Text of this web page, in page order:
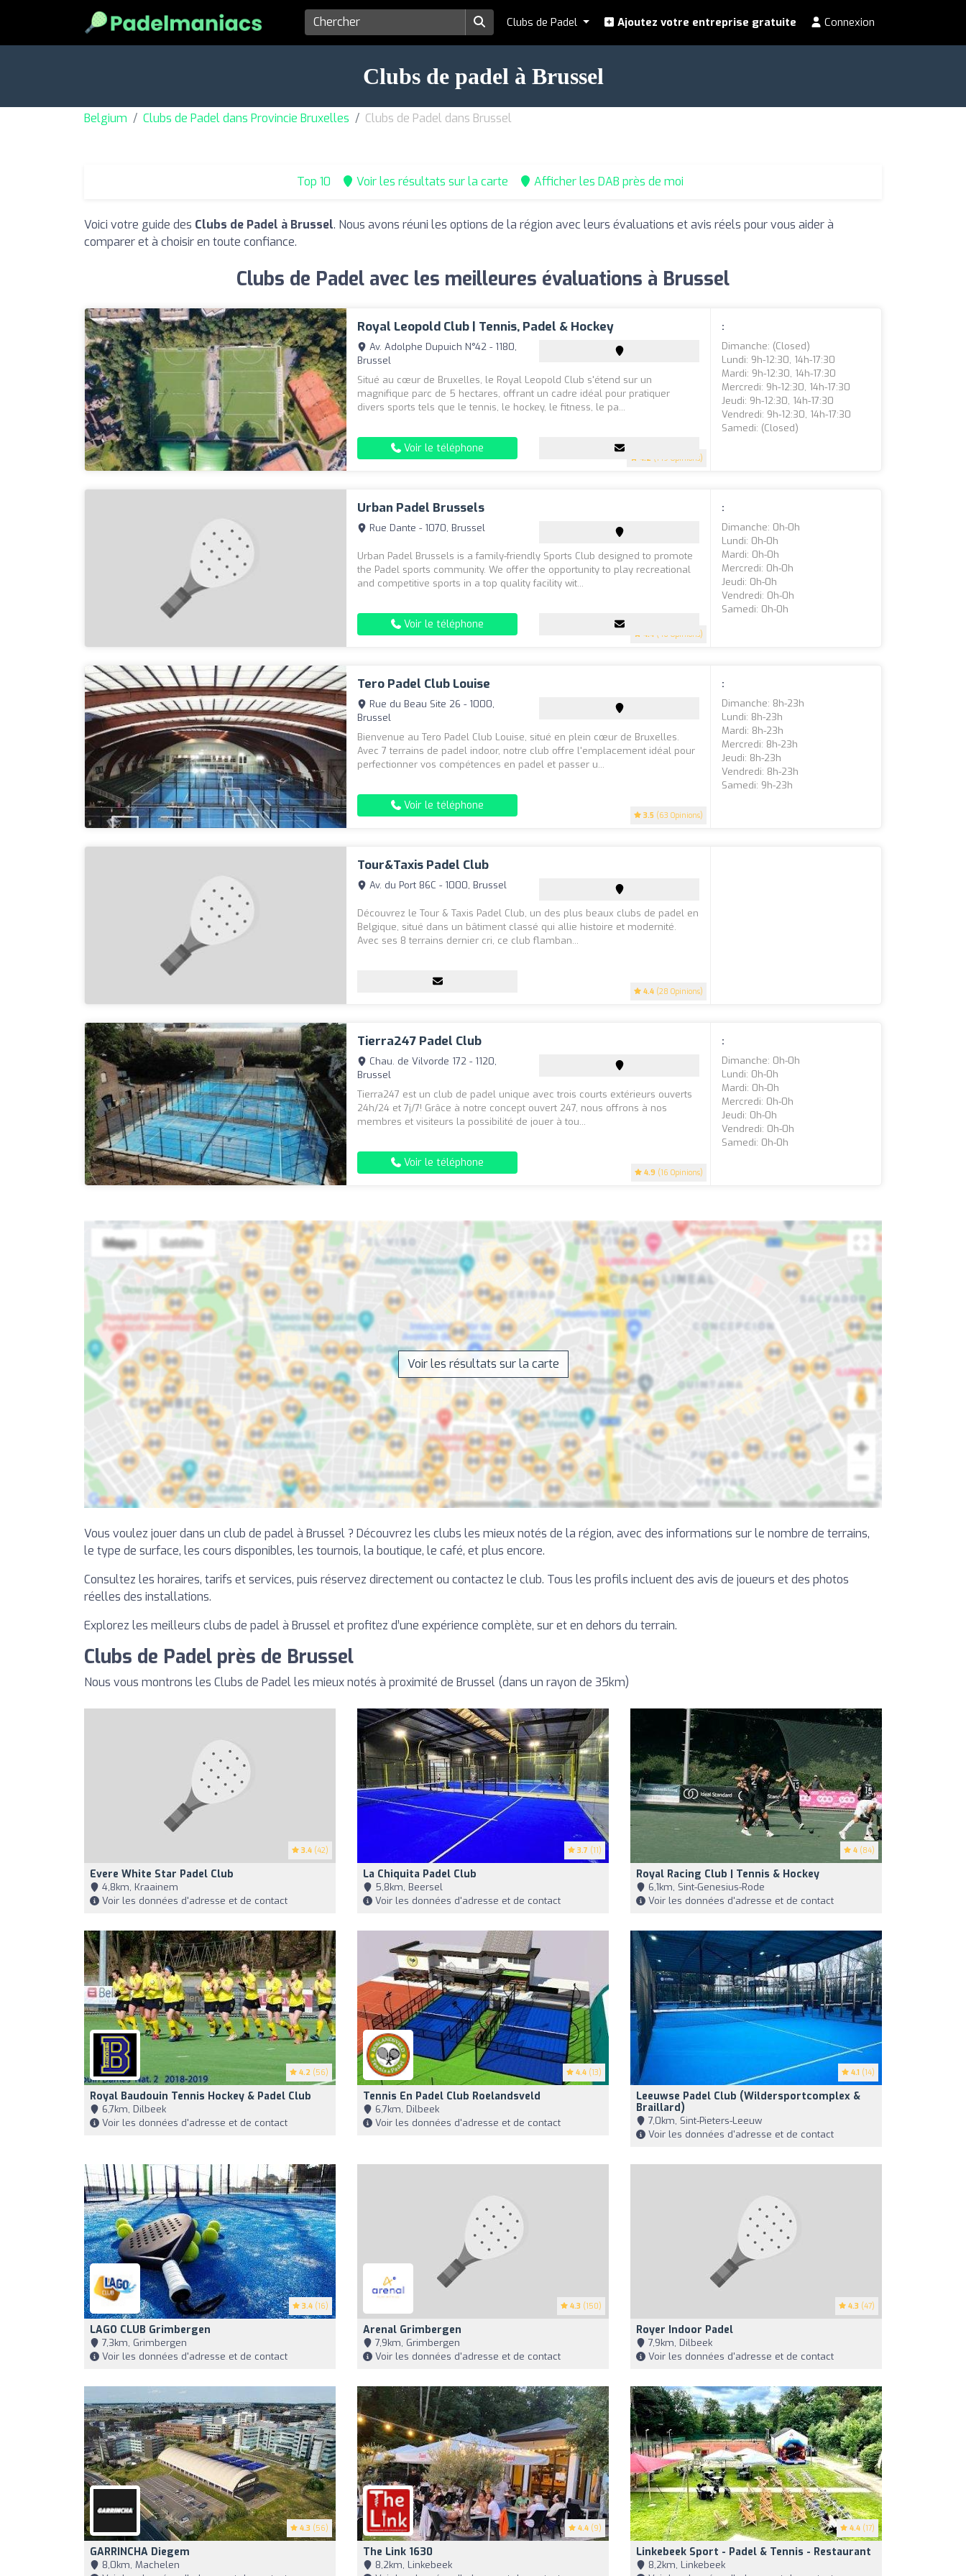
Clubs de Padel Ajoutez votre entreprise gratuite Connexion
Clubs de padel à Brussel
Belgium Clubs de Padel dans Provincie Bruxelles Clubs de Padel dans Brussel
Top 10 Voir les résultats sur la carte Afficher les DAB près de moi
Voici votre guide des Clubs de Padel à Brussel. Nous avons réuni les options de la région avec leurs évaluations et avis réels pour vous aider à
comparer et à choisir en toute confiance.
Clubs de Padel avec les meilleures évaluations à Brussel
Royal Leopold Club | Tennis, Padel & Hockey
4.2 (149 Opinions)
Av. Adolphe Dupuich N°42 - 1180,
Brussel
Situé au cœur de Bruxelles, le Royal Leopold Club s'étend sur un
magnifique parc de 5 hectares, offrant un cadre idéal pour pratiquer
divers sports tels que le tennis, le hockey, le fitness, le pa...
Voir le téléphone
:
Dimanche: (closed)
Lundi: 9h-12:30, 14h-17:30
Mardi: 9h-12:30, 14h-17:30
Mercredi: 9h-12:30, 14h-17:30
Jeudi: 9h-12:30, 14h-17:30
Vendredi: 9h-12:30, 14h-17:30
Samedi: (closed)
Urban Padel Brussels
4.4 (46 Opinions)
Rue Dante - 1070, Brussel
Urban Padel Brussels is a family-friendly Sports Club designed to promote
the Padel sports community. We offer the opportunity to play recreational
and competitive sports in a top quality facility wit...
Voir le téléphone
:
Dimanche: 0h-0h
Lundi: 0h-0h
Mardi: 0h-0h
Mercredi: 0h-0h
Jeudi: 0h-0h
Vendredi: 0h-0h
Samedi: 0h-0h
Tero Padel Club Louise
3.5 (63 Opinions)
Rue du Beau Site 26 - 1000,
Brussel
Bienvenue au Tero Padel Club Louise, situé en plein cœur de Bruxelles.
Avec 7 terrains de padel indoor, notre club offre l'emplacement idéal pour
perfectionner vos compétences en padel et passer u...
Voir le téléphone
:
Dimanche: 8h-23h
Lundi: 8h-23h
Mardi: 8h-23h
Mercredi: 8h-23h
Jeudi: 8h-23h
Vendredi: 8h-23h
Samedi: 9h-23h
Tour&Taxis Padel Club
4.4 (28 Opinions)
Av. du Port 86C - 1000, Brussel
Découvrez le Tour & Taxis Padel Club, un des plus beaux clubs de padel en
Belgique, situé dans un bâtiment classé qui allie histoire et modernité.
Avec ses 8 terrains dernier cri, ce club flamban...
Tierra247 Padel Club
4.9 (16 Opinions)
Chau. de Vilvorde 172 - 1120,
Brussel
Tierra247 est un club de padel unique avec trois courts extérieurs ouverts
24h/24 et 7j/7! Grâce à notre concept ouvert 247, nous offrons à nos
membres et visiteurs la possibilité de jouer à tou...
Voir le téléphone
:
Dimanche: 0h-0h
Lundi: 0h-0h
Mardi: 0h-0h
Mercredi: 0h-0h
Jeudi: 0h-0h
Vendredi: 0h-0h
Samedi: 0h-0h
Voir les résultats sur la carte
Vous voulez jouer dans un club de padel à Brussel ? Découvrez les clubs les mieux notés de la région, avec des informations sur le nombre de terrains,
le type de surface, les cours disponibles, les tournois, la boutique, le café, et plus encore.
Consultez les horaires, tarifs et services, puis réservez directement ou contactez le club. Tous les profils incluent des avis de joueurs et des photos
réelles des installations.
Explorez les meilleurs clubs de padel à Brussel et profitez d’une expérience complète, sur et en dehors du terrain.
Clubs de Padel près de Brussel
Nous vous montrons les Clubs de Padel les mieux notés à proximité de Brussel (dans un rayon de 35km)
3.4 (42)
Evere White Star Padel Club
4,8km, Kraainem
Voir les données d'adresse et de contact
3.7 (11)
La Chiquita Padel Club
5,8km, Beersel
Voir les données d'adresse et de contact
4 (84)
Royal Racing Club | Tennis & Hockey
6,1km, Sint-Genesius-Rode
Voir les données d'adresse et de contact
4.2 (56)
Royal Baudouin Tennis Hockey & Padel Club
6,7km, Dilbeek
Voir les données d'adresse et de contact
4.4 (13)
Tennis En Padel Club Roelandsveld
6,7km, Dilbeek
Voir les données d'adresse et de contact
4.1 (14)
Leeuwse Padel Club (Wildersportcomplex &
Braillard)
7,0km, Sint-Pieters-Leeuw
Voir les données d'adresse et de contact
3.4 (16)
LAGO CLUB Grimbergen
7,3km, Grimbergen
Voir les données d'adresse et de contact
4.3 (150)
Arenal Grimbergen
7,9km, Grimbergen
Voir les données d'adresse et de contact
4.3 (47)
Royer Indoor Padel
7,9km, Dilbeek
Voir les données d'adresse et de contact
4.3 (56)
GARRINCHA Diegem
8,0km, Machelen
4.4 (9)
The Link 1630
8,2km, Linkebeek
4.4 (17)
Linkebeek Sport - Padel & Tennis - Restaurant
8,2km, Linkebeek